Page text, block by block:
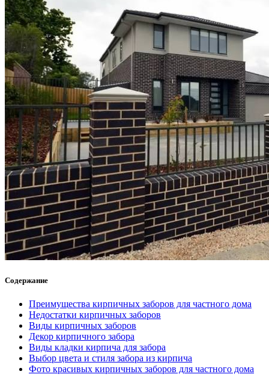
Содержание
Преимущества кирпичных заборов для частного дома
Недостатки кирпичных заборов
Виды кирпичных заборов
Декор кирпичного забора
Виды кладки кирпича для забора
Выбор цвета и стиля забора из кирпича
Фото красивых кирпичных заборов для частного дома